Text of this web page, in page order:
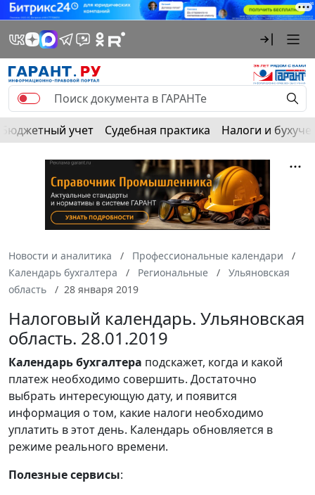
Бюджетный учет Судебная практика Налоги и
Новости и аналитика
Профессиональные календари
Календарь бухгалтера
Региональные
Ульяновская
область
28 января 2019
Налоговый календарь. Ульяновская
область. 28.01.2019
Календарьбухгалтера подскажет, когда и какой
платеж необходимо совершить. Достаточно
выбрать интересующую дату, и появится
информация о том, какие налоги необходимо
уплатить в этот день. Календарь обновляется в
режиме реального времени.
Полезные сервисы: